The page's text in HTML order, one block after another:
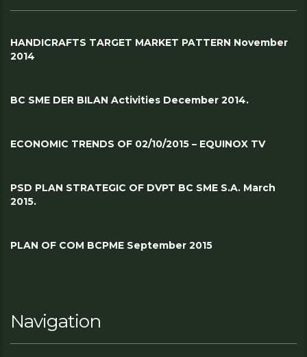
HANDICRAFTS TARGET MARKET PATTERN November
2014
BC SME DER BILAN Activities December 2014.
ECONOMIC TRENDS OF 02/10/2015 – EQUINOX TV
PSD PLAN STRATEGIC OF DVPT BC SME S.A. March
2015.
PLAN OF COM BCPME September 2015
Navigation